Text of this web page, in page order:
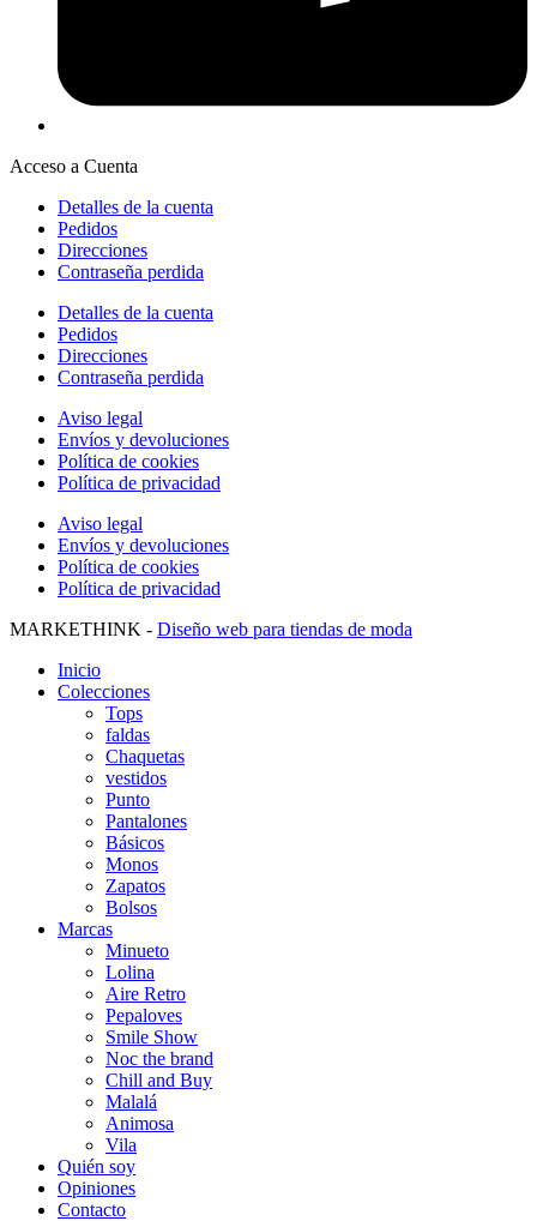
Acceso a Cuenta
Detalles de la cuenta
Pedidos
Direcciones
Contraseña perdida
Detalles de la cuenta
Pedidos
Direcciones
Contraseña perdida
Aviso legal
Envíos y devoluciones
Política de cookies
Política de privacidad
Aviso legal
Envíos y devoluciones
Política de cookies
Política de privacidad
MARKETHINK - Diseño web para tiendas de moda
Inicio
Colecciones
Tops
faldas
Chaquetas
vestidos
Punto
Pantalones
Básicos
Monos
Zapatos
Bolsos
Marcas
Minueto
Lolina
Aire Retro
Pepaloves
Smile Show
Noc the brand
Chill and Buy
Malalá
Animosa
Vila
Quién soy
Opiniones
Contacto